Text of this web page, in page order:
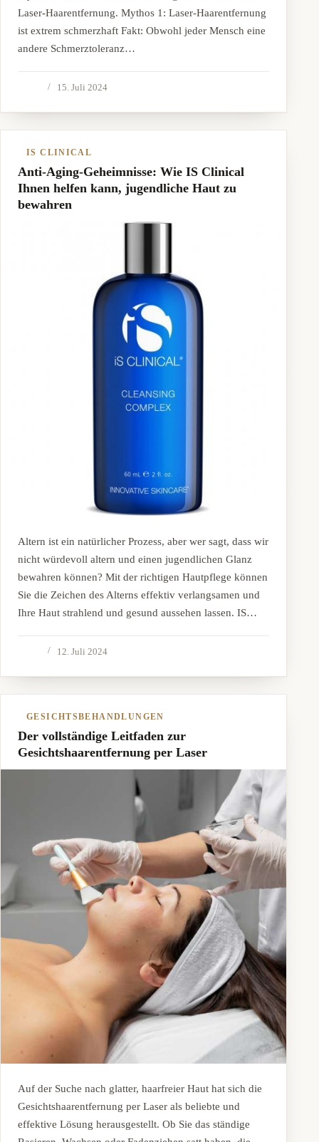
Laser-Haarentfernung. Mythos 1: Laser-Haarentfernung
ist extrem schmerzhaft Fakt: Obwohl jeder Mensch eine
andere Schmerztoleranz…
15. Juli 2024
IS CLINICAL
Anti-Aging-Geheimnisse: Wie IS Clinical
Ihnen helfen kann, jugendliche Haut zu
bewahren
Altern ist ein natürlicher Prozess, aber wer sagt, dass wir
nicht würdevoll altern und einen jugendlichen Glanz
bewahren können? Mit der richtigen Hautpflege können
Sie die Zeichen des Alterns effektiv verlangsamen und
Ihre Haut strahlend und gesund aussehen lassen. IS…
12. Juli 2024
GESICHTSBEHANDLUNGEN
Der vollständige Leitfaden zur
Gesichtshaarentfernung per Laser
Auf der Suche nach glatter, haarfreier Haut hat sich die
Gesichtshaarentfernung per Laser als beliebte und
effektive Lösung herausgestellt. Ob Sie das ständige